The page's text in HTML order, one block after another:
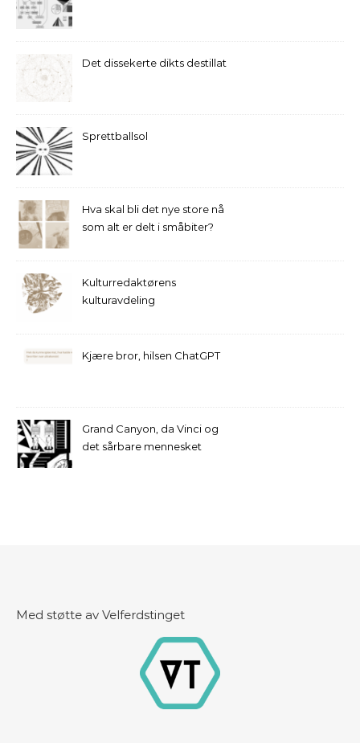
Det dissekerte dikts destillat
Sprettballsol
Hva skal bli det nye store nå
som alt er delt i småbiter?
Kulturredaktørens
kulturavdeling
Kjære bror, hilsen ChatGPT
Grand Canyon, da Vinci og
det sårbare mennesket
Med støtte av Velferdstinget